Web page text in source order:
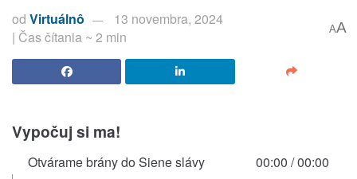
od Virtuálnô
13 novembra, 2024
| Čas čítania ~ 2 min
AA
Vypočuj si ma!
Otvárame brány do Siene slávy 00:00 /00:00